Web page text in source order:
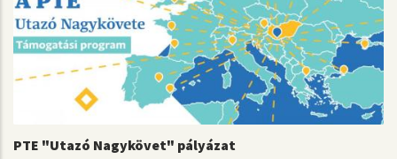
PTE "Utazó Nagykövet" pályázat